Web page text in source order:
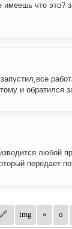
что это?
и обратился
любой
передает